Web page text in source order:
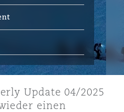
Response & Crisis
& Leasing
Procurement
动、养老金和移民n
识产权
& Public Liability
Practices
Procurement
& White-Collar Crime
Internal Investigations
Services
Update 04/2025
einen